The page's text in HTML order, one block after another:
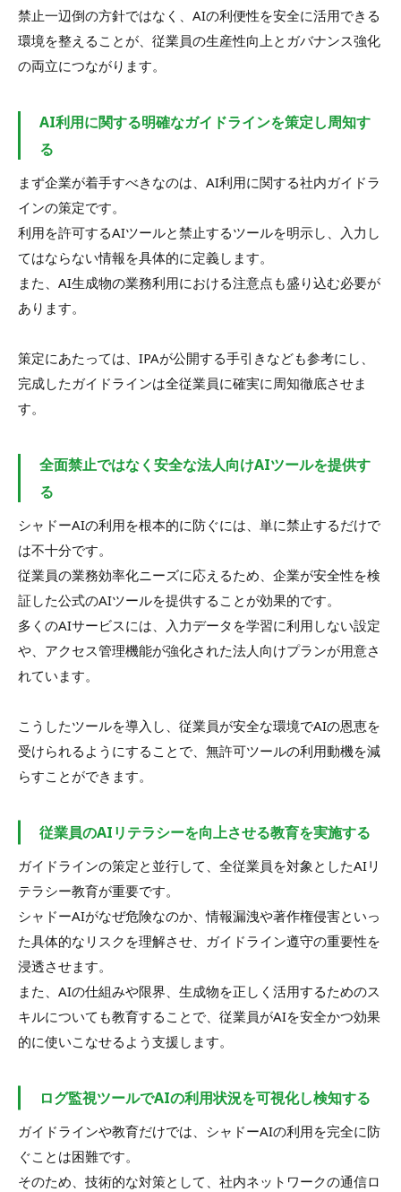
禁止一辺倒の方針ではなく、AIの利便性を安全に活用できる
環境を整えることが、従業員の生産性向上とガバナンス強化
の両立につながります。
AI利用に関する明確なガイドラインを策定し周知す
る
まず企業が着手すべきなのは、AI利用に関する社内ガイドラ
インの策定です。
利用を許可するAIツールと禁止するツールを明示し、入力し
てはならない情報を具体的に定義します。
また、AI生成物の業務利用における注意点も盛り込む必要が
あります。
策定にあたっては、IPAが公開する手引きなども参考にし、
完成したガイドラインは全従業員に確実に周知徹底させま
す。
全面禁止ではなく安全な法人向けAIツールを提供す
る
シャドーAIの利用を根本的に防ぐには、単に禁止するだけで
は不十分です。
従業員の業務効率化ニーズに応えるため、企業が安全性を検
証した公式のAIツールを提供することが効果的です。
多くのAIサービスには、入力データを学習に利用しない設定
や、アクセス管理機能が強化された法人向けプランが用意さ
れています。
こうしたツールを導入し、従業員が安全な環境でAIの恩恵を
受けられるようにすることで、無許可ツールの利用動機を減
らすことができます。
従業員のAIリテラシーを向上させる教育を実施する
ガイドラインの策定と並行して、全従業員を対象としたAIリ
テラシー教育が重要です。
シャドーAIがなぜ危険なのか、情報漏洩や著作権侵害といっ
た具体的なリスクを理解させ、ガイドライン遵守の重要性を
浸透させます。
また、AIの仕組みや限界、生成物を正しく活用するためのス
キルについても教育することで、従業員がAIを安全かつ効果
的に使いこなせるよう支援します。
ログ監視ツールでAIの利用状況を可視化し検知する
ガイドラインや教育だけでは、シャドーAIの利用を完全に防
ぐことは困難です。
そのため、技術的な対策として、社内ネットワークの通信ロ